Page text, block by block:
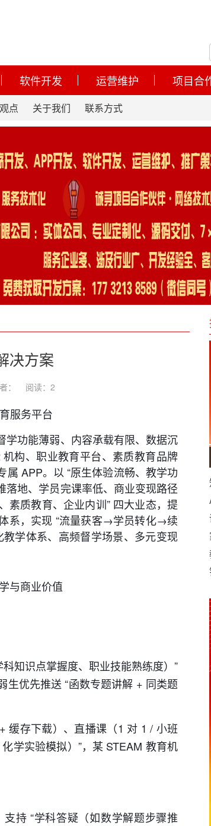
软件开发 运营维护 项目合
点 关于我们 联系方式
决方案
： 阅读： 2
服务平台
学功能薄弱、内容承载有限、数据沉
构、职业教育平台、素质教育品牌
APP。以 “原生体验流畅、教学功
落地、学员完课率低、商业变现路径
素质教育、企业内训” 四大业态，提
系，实现 “流量获客→学员转化→续
学体系、高频督学场景、多元变现
与商业价值
知识点掌握度、职业技能熟练度）”
生优先推送 “函数专题讲解 + 同类题
缓存下载）、直播课（1 对 1 / 小班
学实验模拟）”，某 STEAM 教育机
持 “学科答疑（如数学解题步骤推